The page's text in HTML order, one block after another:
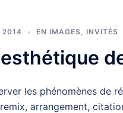
2014 EN IMAGES, INVITÉS
les phénomènes de
remix, arrangement,